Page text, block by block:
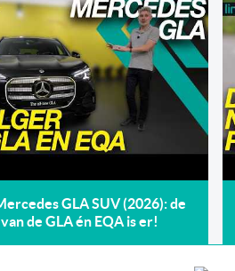
GLA SUV (2026): de
de GLA én EQA is er!